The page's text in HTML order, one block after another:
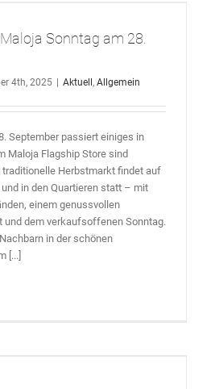
Sonntag am 28.
4th, 2025 | Aktuell, Allgemein
September passiert einiges in
Maloja Flagship Store sind
traditionelle Herbstmarkt findet auf
in den Quartieren statt – mit
einem genussvollen
und dem verkaufsoffenen Sonntag.
in der schönen
[...]